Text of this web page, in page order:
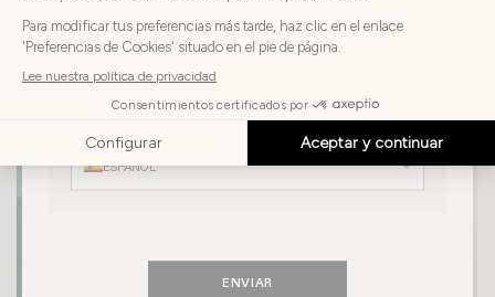
país
ESPAÑA
idioma
Elija su idioma
ESPAÑOL
ENVIAR
185€ 148€
VESTIDO MILA